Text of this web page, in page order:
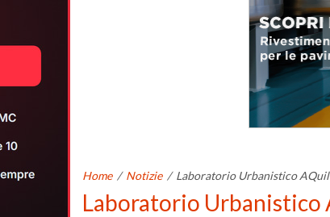
Home / Notizie / Laboratorio Urbanistico
Laboratorio Urbanistico